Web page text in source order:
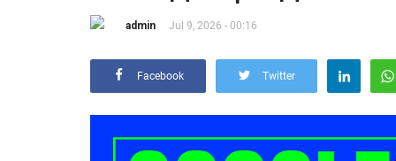
admin Jul 9, 2026 - 00:16
Facebook Twitter